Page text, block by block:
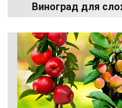
Виноград для